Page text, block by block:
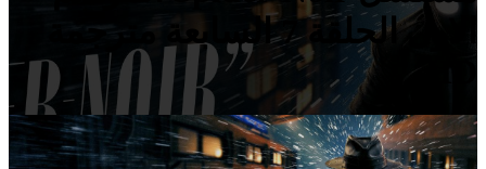
الاول الحلقة 7 السابعة مترجمة